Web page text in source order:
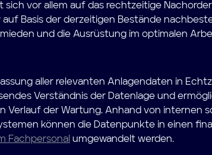
sich vor allem auf das rechtzeitige
Basis der derzeitigen Bestände
und die Ausrüstung im optimalen
aller relevanten Anlagendaten in
Verständnis der Datenlage und
Verlauf der Wartung. Anhand von internen
können die Datenpunkte in einen
Fachpersonal umgewandelt werden.